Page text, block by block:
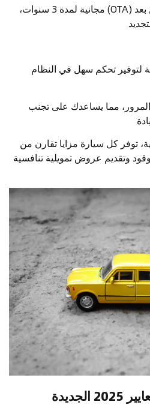
تحديثات نظام المعلومات عن بعد (OTA) مجانية لمدة 3 سنوات،
بحجم 10.2 بوصة لتوفير تحكم سهل في النظام
مما يساعدك على تجنب
توفر كل سيارة مزايا تقارن من
وتقديم عروض تمويلية تنافسية